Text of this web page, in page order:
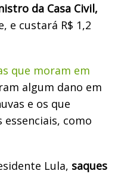
da Casa Civil,
e custará R$ 1,2
que moram em
algum dano em
e os que
essenciais, como
Lula, saques